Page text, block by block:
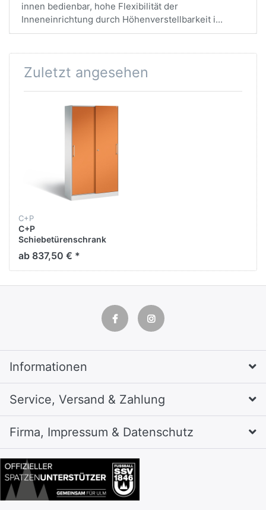
innen bedienbar, hohe Flexibilität der
Inneneinrichtung durch Höhenverstellbarkeit i...
Zuletzt angesehen
C+P
C+P
Schiebetürenschrank
Asisto,
H1980xB1000xT435mm
ab 837,50 € *
Informationen
Service, Versand & Zahlung
Firma, Impressum & Datenschutz